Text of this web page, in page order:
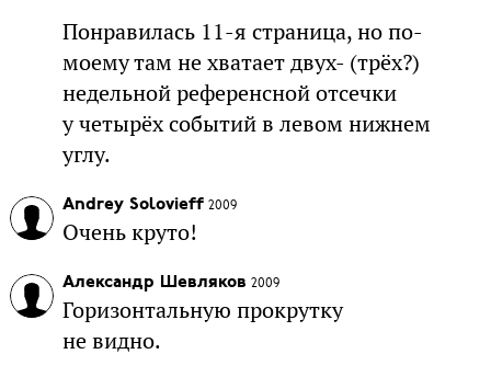
Понравилась 11-я страница, но по-
моему там не хватает двух- (трёх?)
недельной референсной отсечки
у четырёх событий в левом нижнем
углу.
Andrey Solovieff 2009
Очень круто!
Александр Шевляков 2009
Горизонтальную прокрутку
не видно.